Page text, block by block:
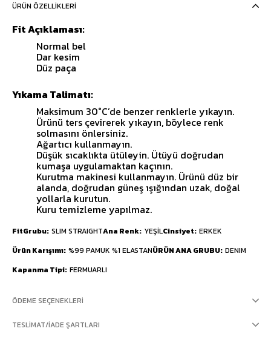
ÜRÜN ÖZELLIKLERI
Fit Açıklaması:
Normal bel
Dar kesim
Düz paça
Yıkama Talimatı:
Maksimum 30°C’de benzer renklerle yıkayın.
Ürünü ters çevirerek yıkayın, böylece renk
solmasını önlersiniz.
Ağartıcı kullanmayın.
Düşük sıcaklıkta ütüleyin. Ütüyü doğrudan
kumaşa uygulamaktan kaçının.
Kurutma makinesi kullanmayın. Ürünü düz bir
alanda, doğrudan güneş ışığından uzak, doğal
yollarla kurutun.
Kuru temizleme yapılmaz.
FitGrubu SLIM STRAIGHTAna Renk YEŞİLCinsiyet ERKEK
Ürün Karışımı %99 PAMUK %1 ELASTANÜRÜN ANA GRUBU DENIM
Kapanma Tipi FERMUARLI
ÖDEME SEÇENEKLERI
TESLIMAT/İADE ŞARTLARI